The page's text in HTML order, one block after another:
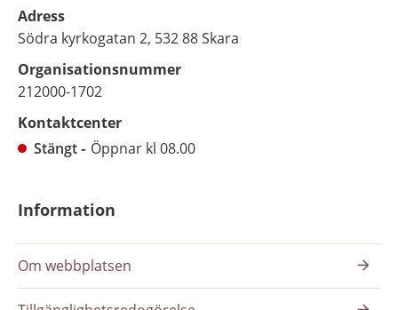
Adress
Södra kyrkogatan 2, 532 88 Skara
Organisationsnummer
212000-1702
Kontaktcenter
Stängt
Öppnar kl 08.00
Information
Om webbplatsen